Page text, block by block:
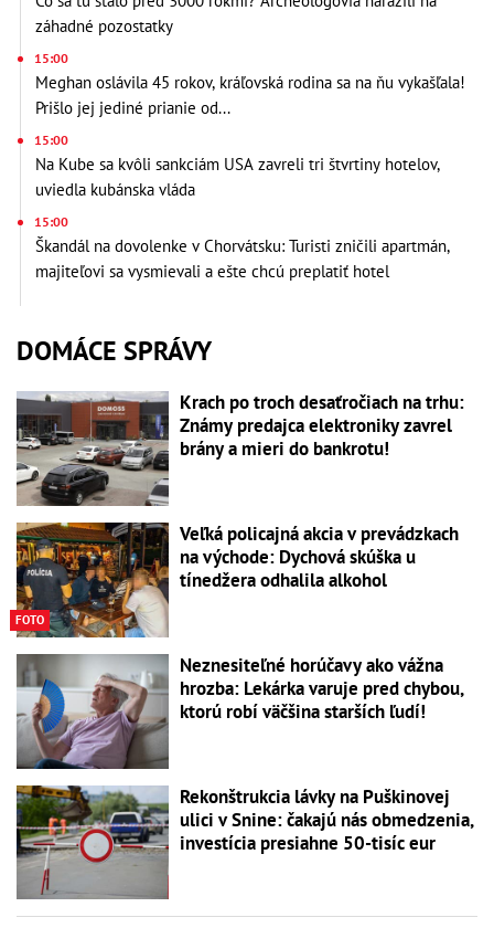
záhadné pozostatky
15:00
Meghan oslávila 45 rokov, kráľovská rodina sa na ňu vykašľala!
Prišlo jej jediné prianie od...
15:00
Na Kube sa kvôli sankciám USA zavreli tri štvrtiny hotelov,
uviedla kubánska vláda
15:00
Škandál na dovolenke v Chorvátsku: Turisti zničili apartmán,
majiteľovi sa vysmievali a ešte chcú preplatiť hotel
DOMÁCE SPRÁVY
Krach po troch desaťročiach na trhu:
Známy predajca elektroniky zavrel
brány a mieri do bankrotu!
FOTO
Veľká policajná akcia v prevádzkach
na východe: Dychová skúška u
tínedžera odhalila alkohol
Neznesiteľné horúčavy ako vážna
hrozba: Lekárka varuje pred chybou,
ktorú robí väčšina starších ľudí!
Rekonštrukcia lávky na Puškinovej
ulici v Snine: čakajú nás obmedzenia,
investícia presiahne 50-tisíc eur